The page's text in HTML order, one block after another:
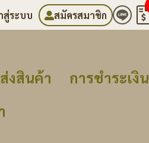
สู่ระบบ สมัครสมาชิก
งสินค้า
การชำระเงิน